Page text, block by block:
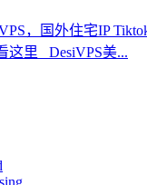
，国外住宅IP
这里 DesiVPS美...